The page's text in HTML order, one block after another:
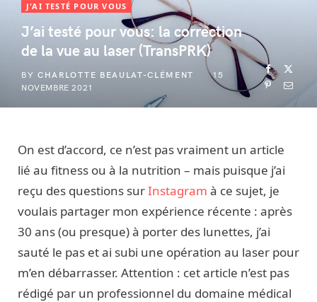
J'AI TESTÉ POUR VOUS
J’ai testé pour vous: la correction
de la vue au laser (TransPRK)
BY CHARLOTTE BEAULAT-CLÉMENT
15
NOVEMBRE 2021
On est d’accord, ce n’est pas vraiment un article
lié au fitness ou à la nutrition – mais puisque j’ai
reçu des questions surInstagram à ce sujet, je
voulais partager mon expérience récente : après
30 ans (ou presque) à porter des lunettes, j’ai
sauté le pas et ai subi une opération au laser pour
m’en débarrasser. Attention : cet article n’est pas
rédigé par un professionnel du domaine médical